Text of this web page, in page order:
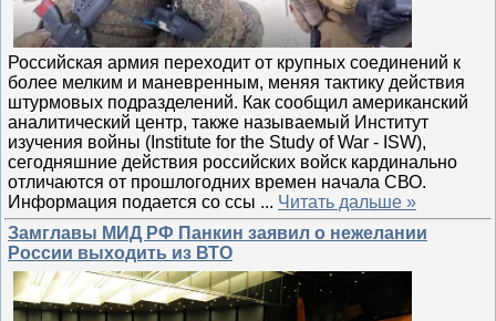
Российская армия переходит от крупных соединений к
более мелким и маневренным, меняя тактику действия
штурмовых подразделений. Как сообщил американский
аналитический центр, также называемый Институт
изучения войны (Institute for the Study of War - ISW),
сегодняшние действия российских войск кардинально
отличаются от прошлогодних времен начала СВО.
Информация подается со ссы ... Читать дальше »
Замглавы МИД РФ Панкин заявил о нежелании
России выходить из ВТО